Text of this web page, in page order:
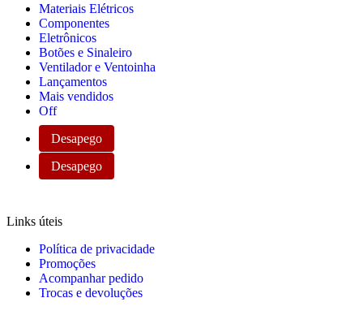
Materiais Elétricos
Componentes
Eletrônicos
Botões e Sinaleiro
Ventilador e Ventoinha
Lançamentos
Mais vendidos
Off
Desapego
Desapego
Links úteis
Política de privacidade
Promoções
Acompanhar pedido
Trocas e devoluções